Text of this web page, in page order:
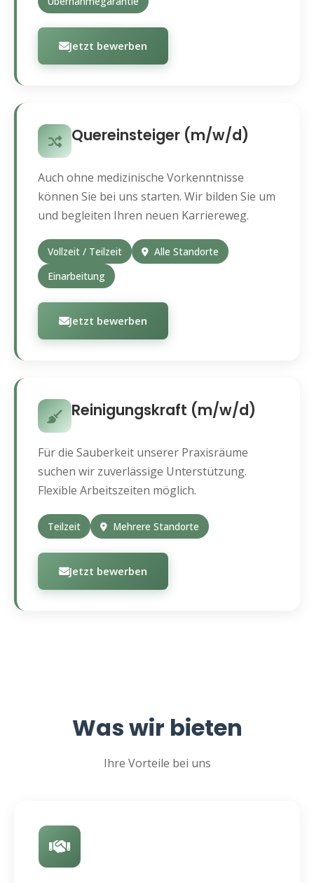
Jetzt bewerben
Quereinsteiger (m/w/d)
Auch ohne medizinische Vorkenntnisse
können Sie bei uns starten. Wir bilden Sie um
und begleiten Ihren neuen Karriereweg.
Vollzeit / Teilzeit
Alle Standorte
Einarbeitung
Jetzt bewerben
Reinigungskraft (m/w/d)
Für die Sauberkeit unserer Praxisräume
suchen wir zuverlässige Unterstützung.
Flexible Arbeitszeiten möglich.
Teilzeit Mehrere Standorte
Jetzt bewerben
Was wir bieten
Ihre Vorteile bei uns